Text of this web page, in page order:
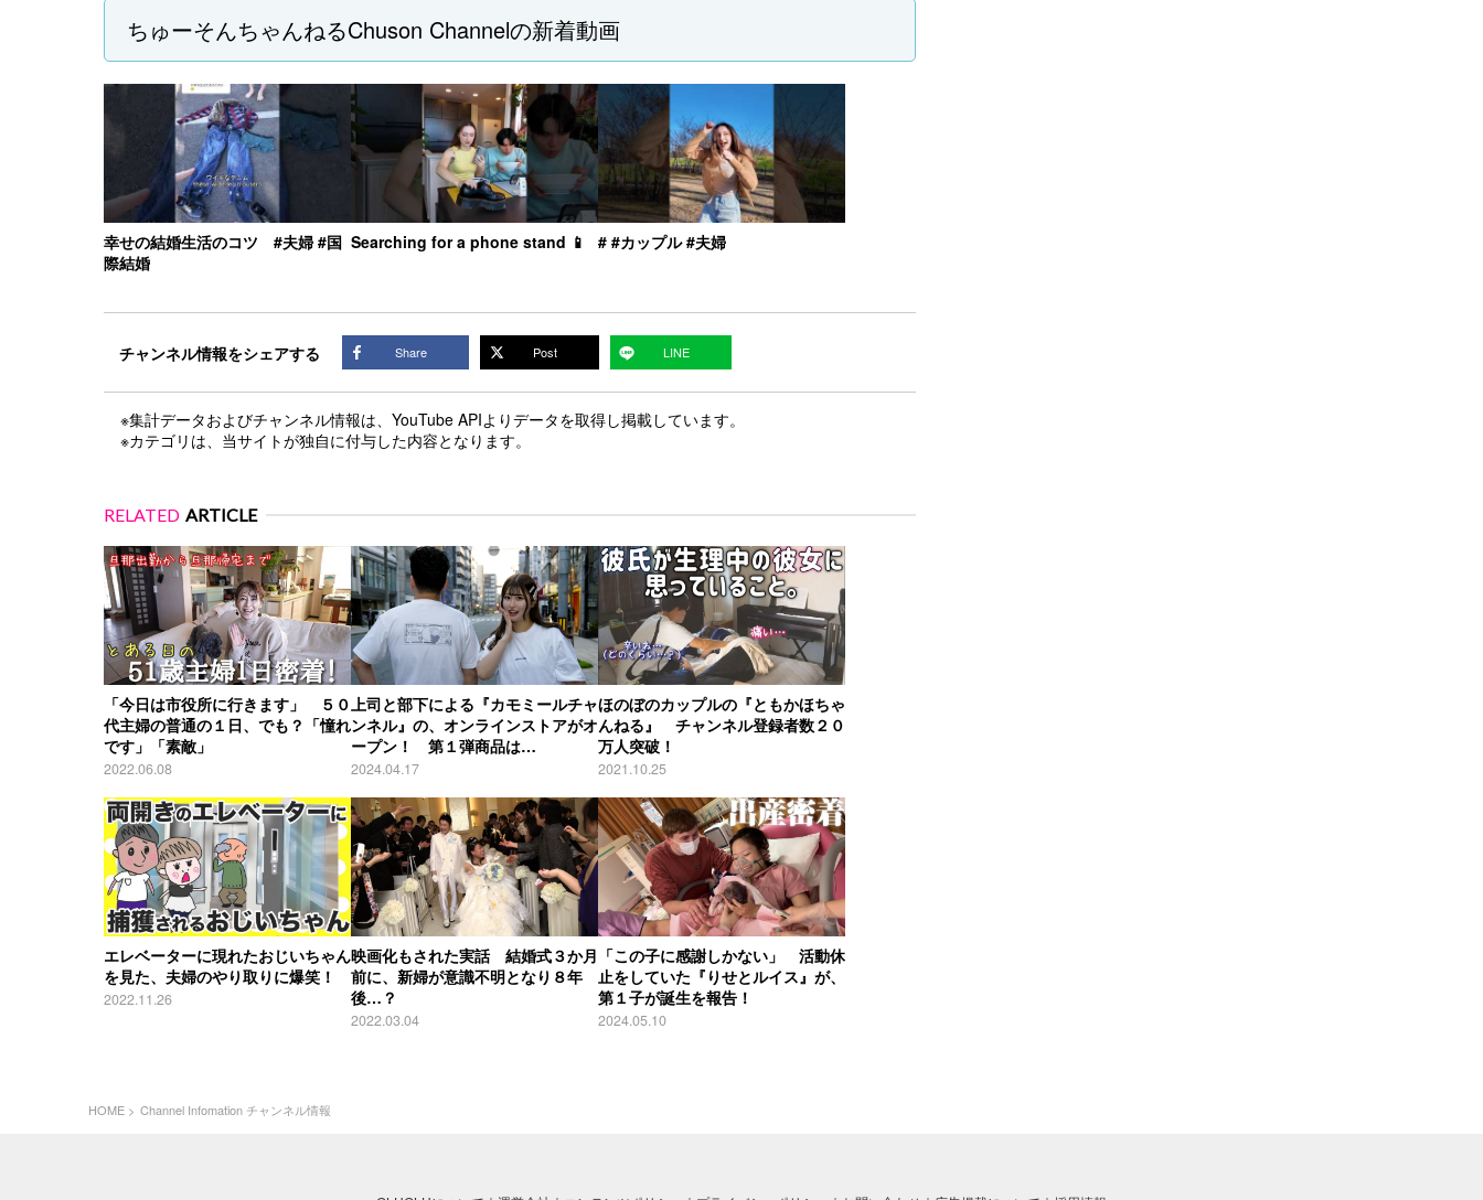
ちゅーそんちゃんねるChuson Channelの新着動画
幸せの結婚生活のコツ #夫婦 #国
際結婚
Searching for a phone stand 📱 # #カップル #夫婦
チャンネル情報をシェアする Share Post LINE
※集計データおよびチャンネル情報は、YouTube APIよりデータを取得し掲載しています。
※カテゴリは、当サイトが独自に付与した内容となります。
RELATED ARTICLE
「今日は市役所に行きます」 ５０
代主婦の普通の１日、でも？「憧れ
です」「素敵」
2022.06.08
上司と部下による『カモミールチャ
ンネル』の、オンラインストアがオ
ープン！ 第１弾商品は…
2024.04.17
ほのぼのカップルの『ともかほちゃ
んねる』 チャンネル登録者数２０
万人突破！
2021.10.25
エレベーターに現れたおじいちゃん
を見た、夫婦のやり取りに爆笑！
2022.11.26
映画化もされた実話 結婚式３か月
前に、新婦が意識不明となり８年
後…？
2022.03.04
「この子に感謝しかない」 活動休
止をしていた『りせとルイス』が、
第１子が誕生を報告！
2024.05.10
HOME Channel Infomation チャンネル情報